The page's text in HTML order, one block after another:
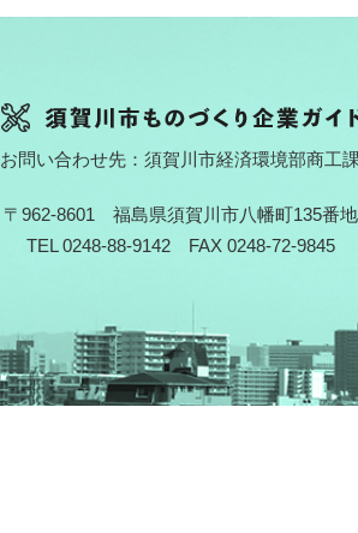
お問い合わせ先：須賀川市経済環境部商工
〒962-8601 福島県須賀川市八幡町135番地
TEL 0248-88-9142 FAX 0248-72-9845